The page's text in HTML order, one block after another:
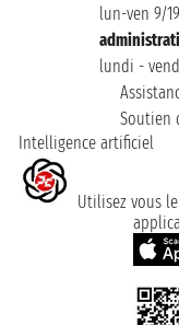
lun-ven 9/
lundi -
Soutien
Intelligence artificiel
Utilisez vous